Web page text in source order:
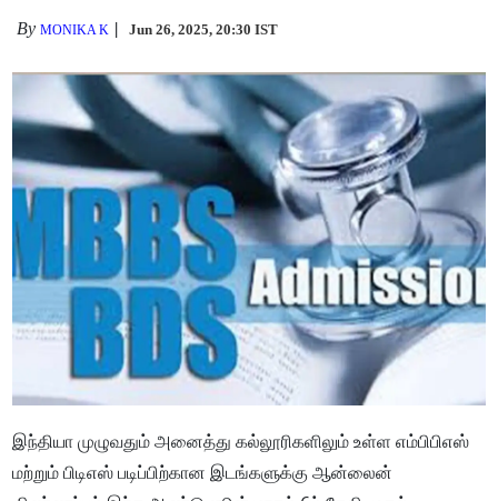
ByMONIKA K Jun 26, 2025, 20:30 IST
இந்தியா முழுவதும் அனைத்து கல்லூரிகளிலும் உள்ள எம்பிபிஎஸ்
மற்றும் பிடிஎஸ் படிப்பிற்கான இடங்களுக்கு ஆன்லைன்